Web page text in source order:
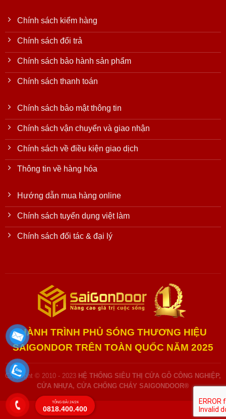
Chính sách kiểm hàng
Chính sách đổi trả
Chính sách bảo hành sản phẩm
Chính sách thanh toán
Chính sách bảo mật thông tin
Chính sách vận chuyển và giao nhận
Chính sách về điều kiện giao dịch
Thông tin về hàng hóa
Hướng dẫn mua hàng online
Chính sách tuyển dụng việt làm
Chính sách đối tác & đại lý
HÀNH TRÌNH PHỦ SÓNG THƯƠNG HIỆU
SAIGONDOR TRÊN TOÀN QUỐC NĂM 2025
Copyright © 2010 - 2023 HỆ THỐNG SIÊU THỊ CỬA GỖ CÔNG NGHIỆP,
CỬA NHỰA, CỬA CHỐNG CHÁY SAIGONDOOR®
TỔNG ĐÀI 24/24
0818.400.400